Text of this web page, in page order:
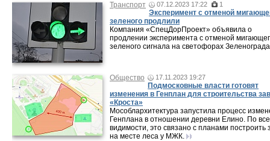
Транспорт
07.12.2023 17:22 1
Эксперимент с отменой
зеленого продлили
Компания «СпецДорПроект» объявила о
продлении эксперимента с отменой
зеленого сигнала на светофорах
Общество 17.11.2023 19:27
Подмосковные власти готовят
изменения в Генплан для строительства
«Кроста»
Мособлархитектура запустила процесс
Генплана в отношении деревни Елино. По
видимости, это связано с планами построить
на месте леса у МЖК.